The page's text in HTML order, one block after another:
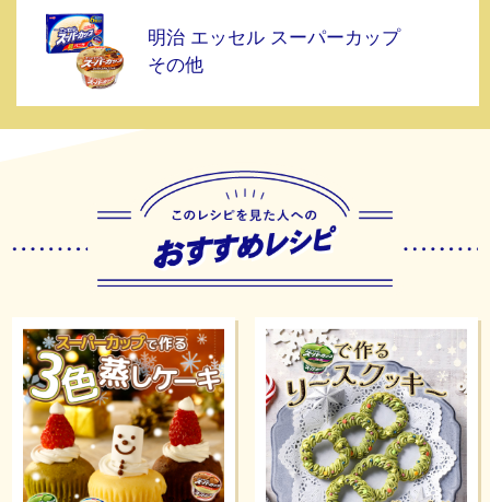
明治 エッセル スーパーカップ
その他